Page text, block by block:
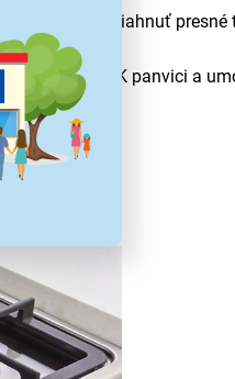
je dôležité dosiahnuť presné
vo WOK panvici a